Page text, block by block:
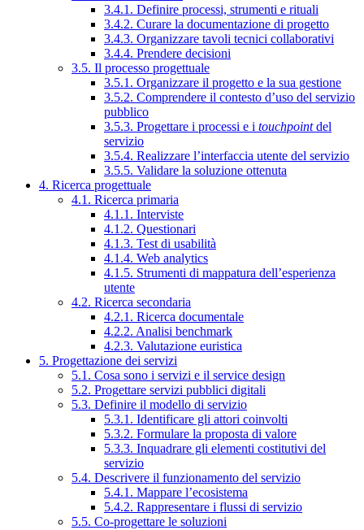
3.4.1. Definire processi, strumenti e rituali
3.4.2. Curare la documentazione di progetto
3.4.3. Organizzare tavoli tecnici collaborativi
3.4.4. Prendere decisioni
3.5. Il processo progettuale
3.5.1. Organizzare il progetto e la sua gestione
3.5.2. Comprendere il contesto d’uso del servizio
pubblico
3.5.3. Progettare i processi e i touchpointdel
servizio
3.5.4. Realizzare l’interfaccia utente del servizio
3.5.5. Validare la soluzione ottenuta
4. Ricerca progettuale
4.1. Ricerca primaria
4.1.1. Interviste
4.1.2. Questionari
4.1.3. Test di usabilità
4.1.4. Web analytics
4.1.5. Strumenti di mappatura dell’esperienza
utente
4.2. Ricerca secondaria
4.2.1. Ricerca documentale
4.2.2. Analisi benchmark
4.2.3. Valutazione euristica
5. Progettazione dei servizi
5.1. Cosa sono i servizi e il service design
5.2. Progettare servizi pubblici digitali
5.3. Definire il modello di servizio
5.3.1. Identificare gli attori coinvolti
5.3.2. Formulare la proposta di valore
5.3.3. Inquadrare gli elementi costitutivi del
servizio
5.4. Descrivere il funzionamento del servizio
5.4.1. Mappare l’ecosistema
5.4.2. Rappresentare i flussi di servizio
5.5. Co-progettare le soluzioni